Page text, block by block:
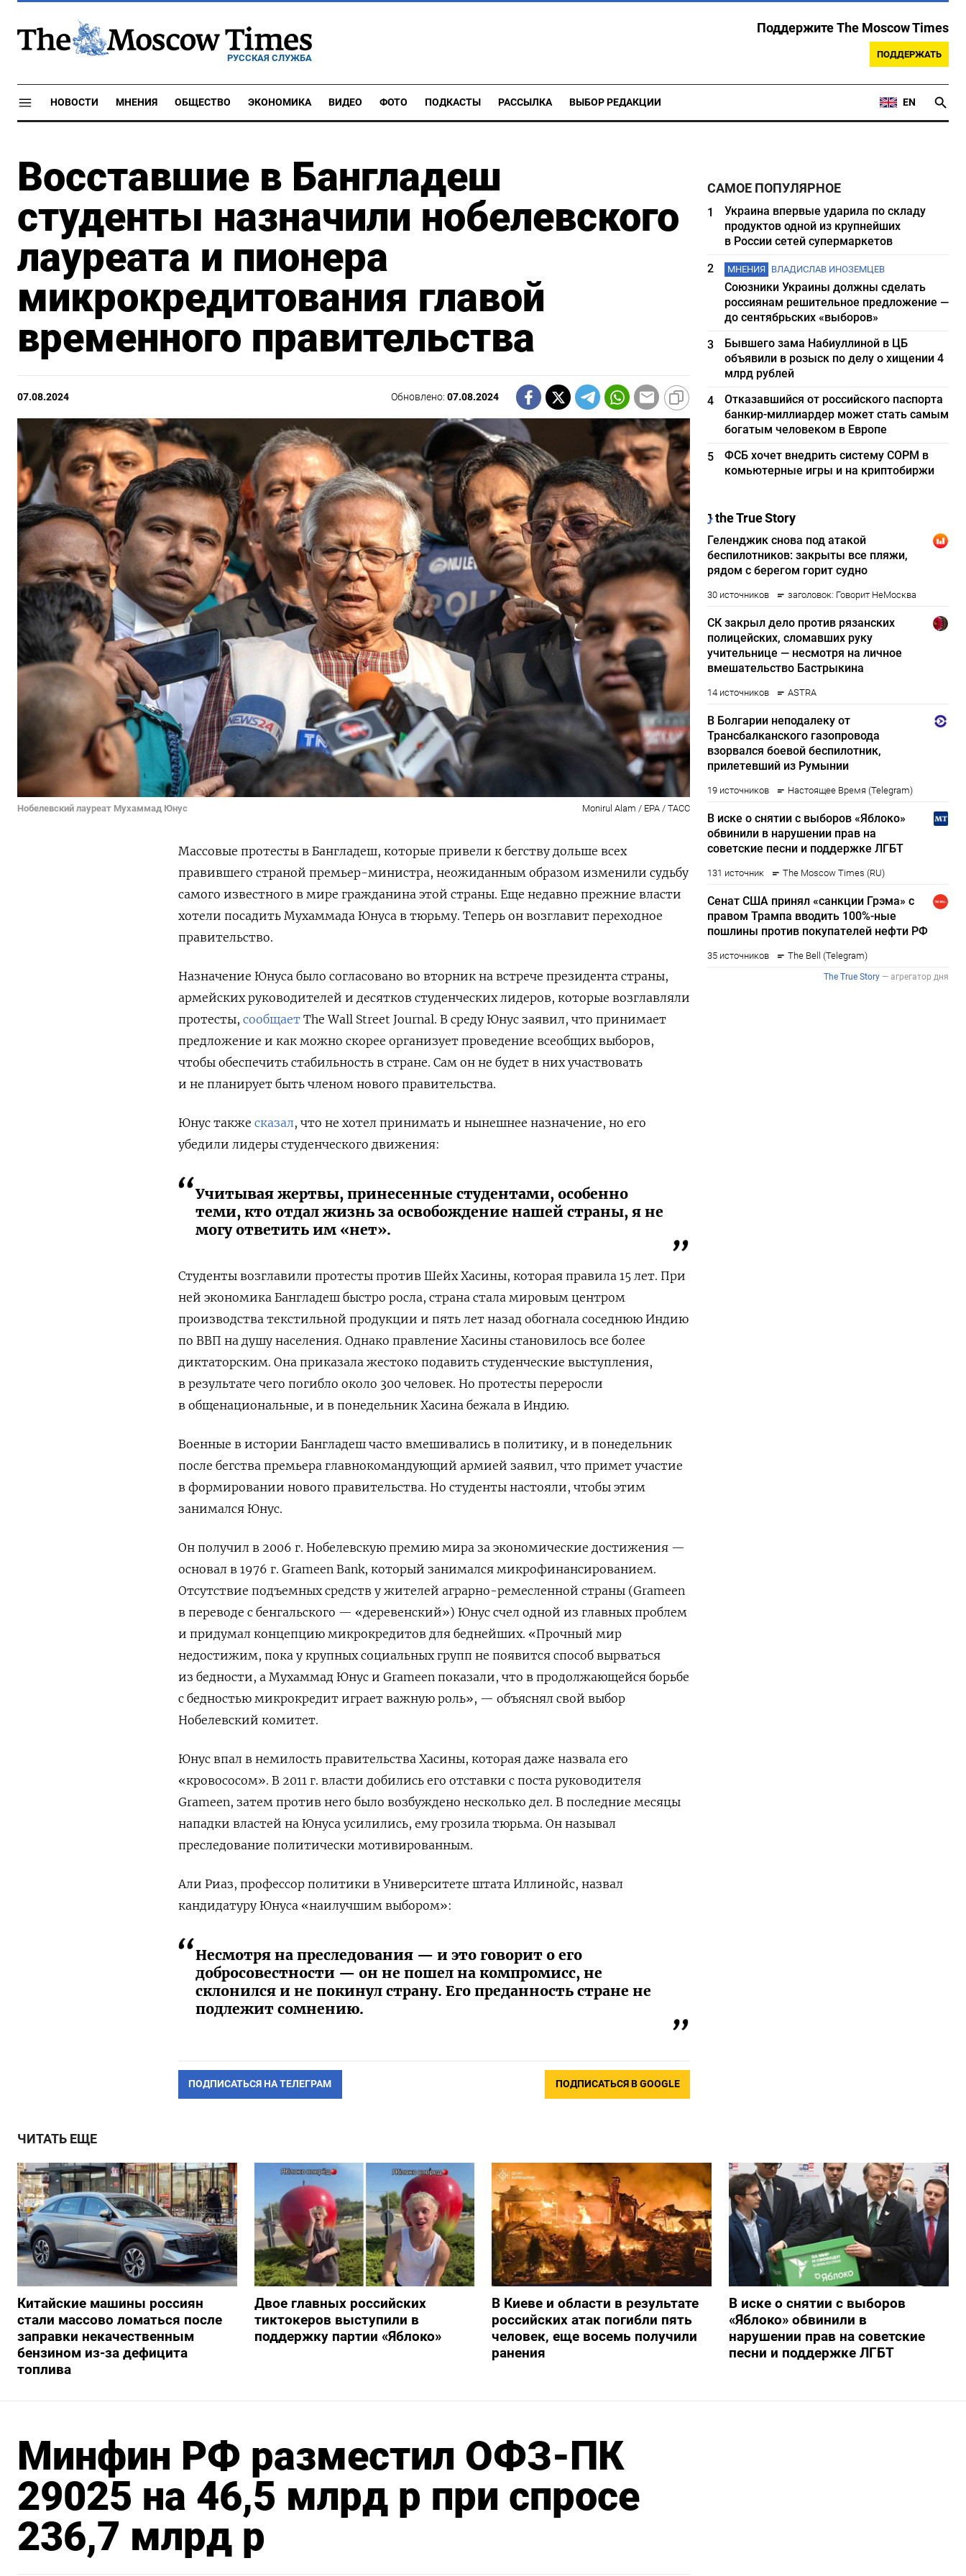
РУССКАЯ СЛУЖБА
Поддержите The Moscow Times
ПОДДЕРЖАТЬ
НОВОСТИ МНЕНИЯ ОБЩЕСТВО ЭКОНОМИКА ВИДЕО ФОТО ПОДКАСТЫ РАССЫЛКА ВЫБОР РЕДАКЦИИ EN
Восставшие в Бангладеш
студенты назначили нобелевского
лауреата и пионера
микрокредитования главой
временного правительства
07.08.2024 Обновлено:07.08.2024
Нобелевский лауреат Мухаммад Юнус Monirul Alam / EPA / ТАСС
Массовые протесты в Бангладеш, которые привели к бегству дольше всех
правившего страной премьер-министра, неожиданным образом изменили судьбу
самого известного в мире гражданина этой страны. Еще недавно прежние власти
хотели посадить Мухаммада Юнуса в тюрьму. Теперь он возглавит переходное
правительство.
Назначение Юнуса было согласовано во вторник на встрече президента страны,
армейских руководителей и десятков студенческих лидеров, которые возглавляли
протесты, сообщает The Wall Street Journal. В среду Юнус заявил, что принимает
предложение и как можно скорее организует проведение всеобщих выборов,
чтобы обеспечить стабильность в стране. Сам он не будет в них участвовать
и не планирует быть членом нового правительства.
Юнус также сказал, что не хотел принимать и нынешнее назначение, но его
убедили лидеры студенческого движения:
Учитывая жертвы, принесенные студентами, особенно
теми, кто отдал жизнь за освобождение нашей страны, я не
могу ответить им «нет».
Студенты возглавили протесты против Шейх Хасины, которая правила 15 лет. При
ней экономика Бангладеш быстро росла, страна стала мировым центром
производства текстильной продукции и пять лет назад обогнала соседнюю Индию
по ВВП на душу населения. Однако правление Хасины становилось все более
диктаторским. Она приказала жестоко подавить студенческие выступления,
в результате чего погибло около 300 человек. Но протесты переросли
в общенациональные, и в понедельник Хасина бежала в Индию.
Военные в истории Бангладеш часто вмешивались в политику, и в понедельник
после бегства премьера главнокомандующий армией заявил, что примет участие
в формировании нового правительства. Но студенты настояли, чтобы этим
занимался Юнус.
Он получил в 2006 г. Нобелевскую премию мира за экономические достижения —
основал в 1976 г. Grameen Bank, который занимался микрофинансированием.
Отсутствие подъемных средств у жителей аграрно-ремесленной страны (Grameen
в переводе с бенгальского — «деревенский») Юнус счел одной из главных проблем
и придумал концепцию микрокредитов для беднейших. «Прочный мир
недостижим, пока у крупных социальных групп не появится способ вырваться
из бедности, а Мухаммад Юнус и Grameen показали, что в продолжающейся борьбе
с бедностью микрокредит играет важную роль», — объяснял свой выбор
Нобелевский комитет.
Юнус впал в немилость правительства Хасины, которая даже назвала его
«кровососом». В 2011 г. власти добились его отставки с поста руководителя
Grameen, затем против него было возбуждено несколько дел. В последние месяцы
нападки властей на Юнуса усилились, ему грозила тюрьма. Он называл
преследование политически мотивированным.
Али Риаз, профессор политики в Университете штата Иллинойс, назвал
кандидатуру Юнуса «наилучшим выбором»:
Несмотря на преследования — и это говорит о его
добросовестности — он не пошел на компромисс, не
склонился и не покинул страну. Его преданность стране не
подлежит сомнению.
ПОДПИСАТЬСЯ НА ТЕЛЕГРАМ ПОДПИСАТЬСЯ В GOOGLE
САМОЕ ПОПУЛЯРНОЕ
1
Украина впервые ударила по складу
продуктов одной из крупнейших
в России сетей супермаркетов
2
МНЕНИЯ ВЛАДИСЛАВ ИНОЗЕМЦЕВ
Союзники Украины должны сделать
россиянам решительное предложение —
до сентябрьских «выборов»
3
Бывшего зама Набиуллиной в ЦБ
объявили в розыск по делу о хищении 4
млрд рублей
4
Отказавшийся от российского паспорта
банкир-миллиардер может стать самым
богатым человеком в Европе
5
ФСБ хочет внедрить систему СОРМ в
комьютерные игры и на криптобиржи
ЧИТАТЬ ЕЩЕ
Китайские машины россиян
стали массово ломаться после
заправки некачественным
бензином из-за дефицита
топлива
Двое главных российских
тиктокеров выступили в
поддержку партии «Яблоко»
В Киеве и области в результате
российских атак погибли пять
человек, еще восемь получили
ранения
В иске о снятии с выборов
«Яблоко» обвинили в
нарушении прав на советские
песни и поддержке ЛГБТ
Минфин РФ разместил ОФЗ-ПК
29025 на 46,5 млрд р при спросе
236,7 млрд р